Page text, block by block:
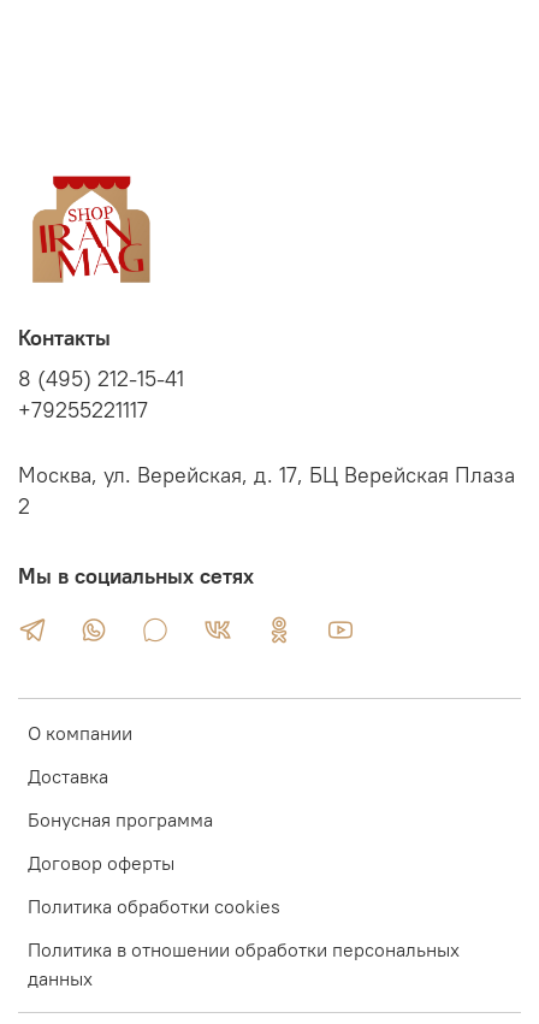
О компании
Доставка
Бонусная программа
Договор оферты
Политика обработки cookies
Политика в отношении обработки персональных
данных
Контакты
8 (495) 212-15-41
+79255221117
Москва, ул. Верейская, д. 17, БЦ Верейская Плаза
2
Мы в социальных сетях